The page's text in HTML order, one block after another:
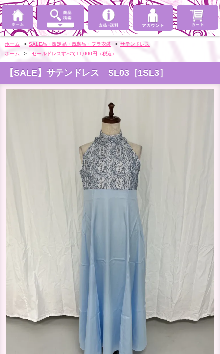
ホーム > SALE品・限定品・既製品・フラ衣装 > サテンドレス
ホーム
> セールドレスすべて11,000円（税込）
【SALE】サテンドレス SL03［1SL3］